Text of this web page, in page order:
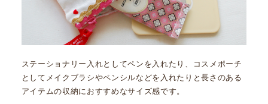
ステーショナリー入れとしてペンを入れたり、コスメポーチ
としてメイクブラシやペンシルなどを入れたりと長さのある
アイテムの収納におすすめなサイズ感です。